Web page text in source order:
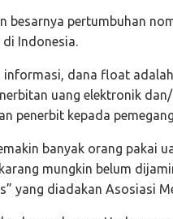
besarnya pertumbuhan
di Indonesia.
informasi, dana float
uang elektronik
penerbit kepada
banyak orang pakai
mungkin belum
yang diadakan Asosiasi